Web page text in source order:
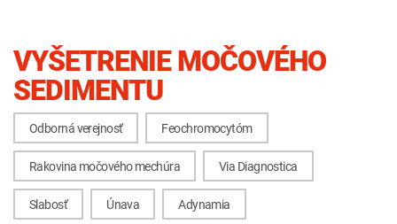
Genetika Covid-19 Žiadanky a tlačivá
Výsledky vyšetrení Kortizol
VYŠETRENIE MOČOVÉHO
SEDIMENTU
Odborná verejnosť Feochromocytóm
Rakovina močového mechúra Via Diagnostica
Slabosť Únava Adynamia